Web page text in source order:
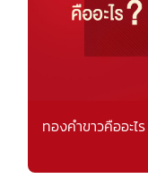
ทองคำขาวคืออะไร